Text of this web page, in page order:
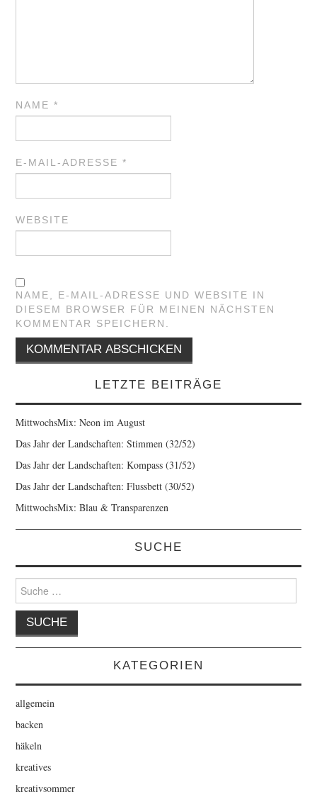
NAME*
E-MAIL-ADRESSE*
WEBSITE
NAME, E-MAIL-ADRESSE UND WEBSITE IN
DIESEM BROWSER FÜR MEINEN NÄCHSTEN
KOMMENTAR SPEICHERN.
LETZTE BEITRÄGE
MittwochsMix: Neon im August
Das Jahr der Landschaften: Stimmen (32/52)
Das Jahr der Landschaften: Kompass (31/52)
Das Jahr der Landschaften: Flussbett (30/52)
MittwochsMix: Blau & Transparenzen
SUCHE
Suche
nach:
KATEGORIEN
allgemein
backen
häkeln
kreatives
kreativsommer